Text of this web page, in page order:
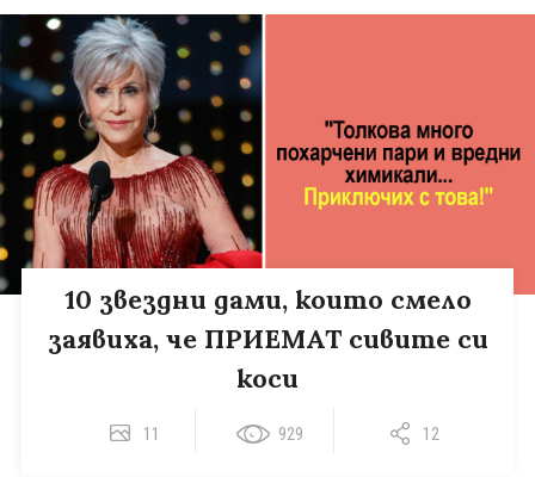
10 звездни дами, които смело
заявиха, че ПРИЕМАТ сивите си
коси
11 929 12